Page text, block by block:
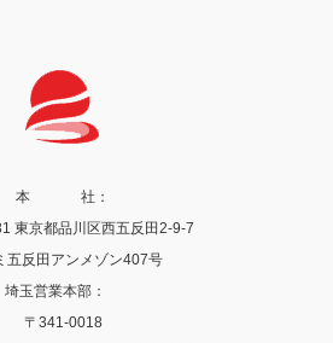
本 社：
東京都品川区西五反田2-9-7
五反田アンメゾン407号
埼玉営業本部：
〒341-0018